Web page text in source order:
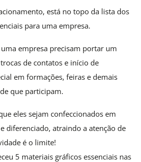
está no topo da lista dos
para uma empresa.
empresa precisam portar um
de contatos e início de
em formações, feiras e demais
que participam.
eles sejam confeccionados em
diferenciado, atraindo a atenção de
é o limite!
5 materiais gráficos essenciais nas